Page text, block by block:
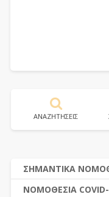
ΑΝΑΖΗΤΗΣΕΙΣ
ΣΗΜΑΝΤΙΚΑ
ΔΗΜΟΣΙΕΣ
ΝΟΜΟΘΕΣΙΑ